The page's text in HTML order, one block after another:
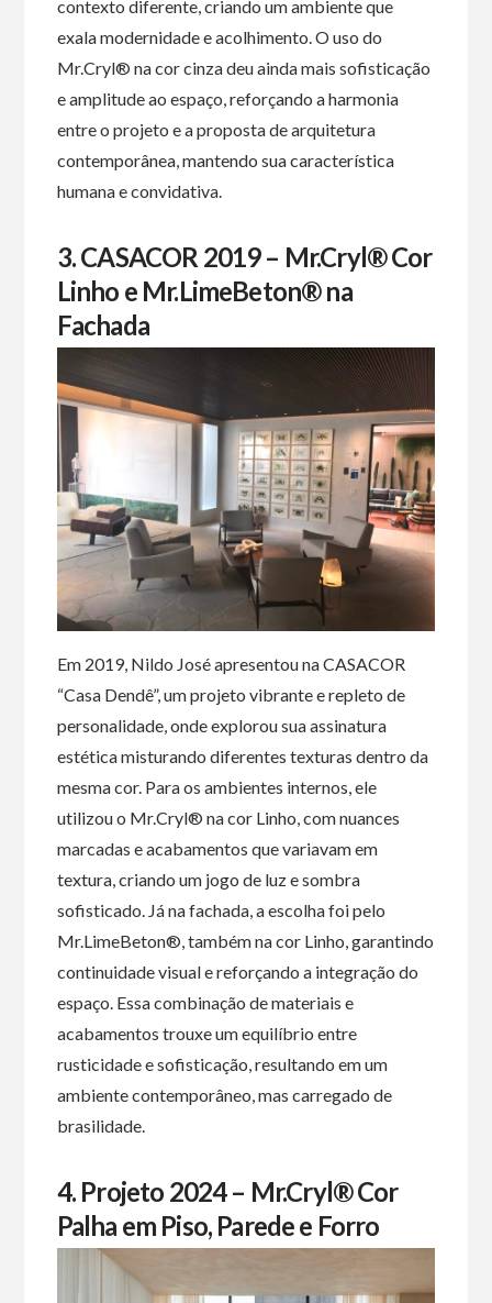
contexto diferente, criando um ambiente que
exala modernidade e acolhimento. O uso do
Mr.Cryl® na cor cinza deu ainda mais sofisticação
e amplitude ao espaço, reforçando a harmonia
entre o projeto e a proposta de arquitetura
contemporânea, mantendo sua característica
humana e convidativa.
3. CASACOR 2019 – Mr.Cryl® Cor
Linho e Mr.LimeBeton® na
Fachada
Em 2019, Nildo José apresentou na CASACOR
“Casa Dendê”, um projeto vibrante e repleto de
personalidade, onde explorou sua assinatura
estética misturando diferentes texturas dentro da
mesma cor. Para os ambientes internos, ele
utilizou o Mr.Cryl® na cor Linho, com nuances
marcadas e acabamentos que variavam em
textura, criando um jogo de luz e sombra
sofisticado. Já na fachada, a escolha foi pelo
Mr.LimeBeton®, também na cor Linho, garantindo
continuidade visual e reforçando a integração do
espaço. Essa combinação de materiais e
acabamentos trouxe um equilíbrio entre
rusticidade e sofisticação, resultando em um
ambiente contemporâneo, mas carregado de
brasilidade.
4. Projeto 2024 – Mr.Cryl® Cor
Palha em Piso, Parede e Forro